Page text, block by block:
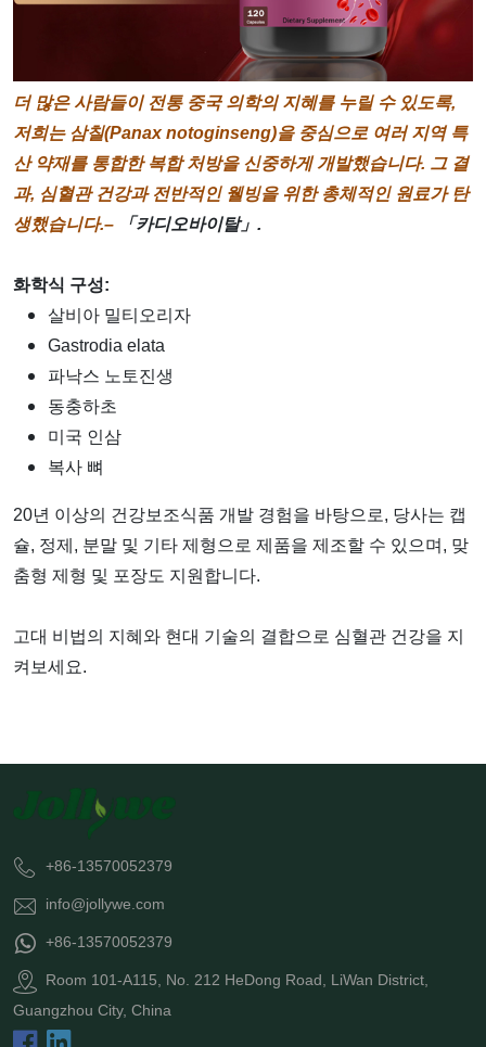
더 많은 사람들이 전통 중국 의학의 지혜를 누릴 수 있도록,
저희는 삼칠(Panax notoginseng)을 중심으로 여러 지역 특
산 약재를 통합한 복합 처방을 신중하게 개발했습니다. 그 결
과, 심혈관 건강과 전반적인 웰빙을 위한 총체적인 원료가 탄
생했습니다.–
「카디오바이탈」.
화학식 구성:
살비아 밀티오리자
Gastrodia elata
파낙스 노토진생
동충하초
미국 인삼
복사 뼈
20년 이상의 건강보조식품 개발 경험을 바탕으로, 당사는 캡
슐, 정제, 분말 및 기타 제형으로 제품을 제조할 수 있으며, 맞
춤형 제형 및 포장도 지원합니다.
고대 비법의 지혜와 현대 기술의 결합으로 심혈관 건강을 지
켜보세요.
+86-13570052379
info@jollywe.com
+86-13570052379
Room 101-A115, No. 212 HeDong Road, LiWan District,
Guangzhou City, China